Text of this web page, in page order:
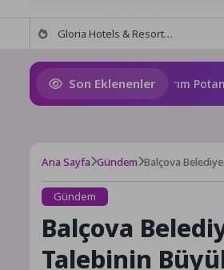
Gloria Hotels & Resorts, Ödüllü bar Panda & Sons ile unutulmaz bir Miksoloji Gecesine İmza Attı
Son Eklenenler
Geleceği ve Yatırım Potansiyeli
Ana Sayfa Gündem Balçova
Gündem
Balçova
Talebinin